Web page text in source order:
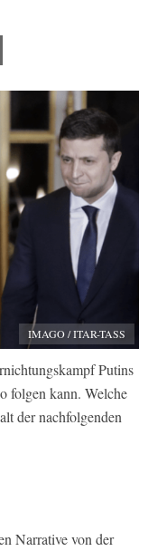
IMAGO / ITAR-TASS
Putins
folgen kann. Welche
der nachfolgenden
Narrative von der